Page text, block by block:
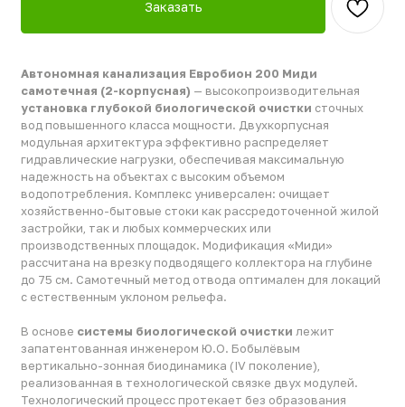
вод повышенного класса мощности. Двухкорпусная
гидравлические нагрузки, обеспечивая максимальную
хозяйственно-бытовые стоки как рассредоточенной жилой
застройки, так и любых коммерческих или
производственных площадок. Модификация «Миди»
рассчитана на врезку подводящего коллектора на глубине
до 75 см. Самотечный метод отвода оптимален для локаций
с естественным уклоном рельефа.
В основесистемы биологической очисткилежит
запатентованная инженером Ю.О. Бобылёвым
вертикально-зонная биодинамика (IV поколение),
реализованная в технологической связке двух модулей.
Технологический процесс протекает без образования
появления неприятных запахов на территории объекта и
аннулирует регулярные затраты на вызов ассенизационной
спецтехники. Станция стабильно функционирует в суровых
Технические и эксплуатационные преимущества:
Параметры и залповый сброс (10 600 л):
Благодаря двухкорпусной модульной конструкции,
станция способна эффективно и качественно